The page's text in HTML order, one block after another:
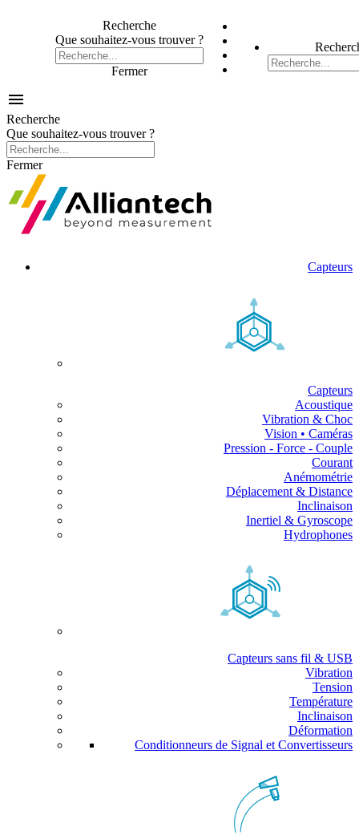
Recherche
Que souhaitez-vous trouver ?
Fermer

Recherche
Que souhaitez-vous trouver ?
Fermer
Capteurs
Capteurs
Acoustique
Vibration & Choc
Vision • Caméras
Pression - Force - Couple
Courant
Anémométrie
Déplacement & Distance
Inclinaison
Inertiel & Gyroscope
Hydrophones
Capteurs sans fil & USB
Vibration
Tension
Température
Inclinaison
Déformation
Conditionneurs de Signal et Convertisseurs